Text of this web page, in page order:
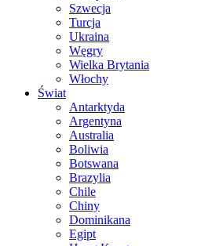
Szwecja
Turcja
Ukraina
Węgry
Wielka Brytania
Włochy
Świat
Antarktyda
Argentyna
Australia
Boliwia
Botswana
Brazylia
Chile
Chiny
Dominikana
Egipt